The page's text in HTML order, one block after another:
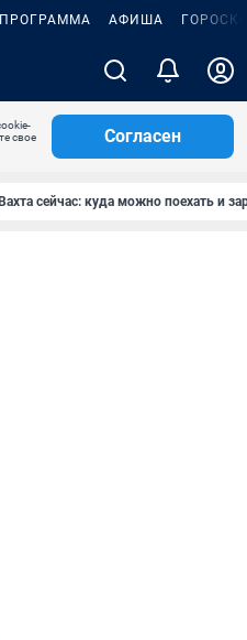
АФИША
свое
Согласен
Вахта сейчас: куда можно поехать и